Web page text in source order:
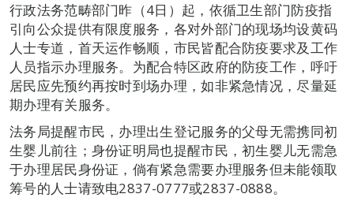
行政法务范畴部门昨（4日）起，依循卫生部门防疫指
引向公众提供有限度服务，各对外部门的现场均设黄码
人士专道，首天运作畅顺，市民皆配合防疫要求及工作
人员指示办理服务。为配合特区政府的防疫工作，呼吁
居民应先预约再按时到场办理，如非紧急情况，尽量延
期办理有关服务。
法务局提醒市民，办理出生登记服务的父母无需携同初
生婴儿前往；身份证明局也提醒市民，初生婴儿无需急
于办理居民身份证，倘有紧急需要办理服务但未能领取
筹号的人士请致电2837-0777或2837-0888。